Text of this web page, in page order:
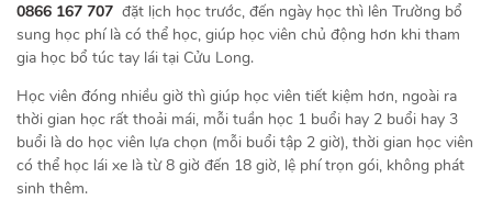
0866 167 707 đặt lịch học trước, đến ngày học thì lên Trường bổ
sung học phí là có thể học, giúp học viên chủ động hơn khi tham
gia học bổ túc tay lái tại Cửu Long.
Học viên đóng nhiều giờ thì giúp học viên tiết kiệm hơn, ngoài ra
thời gian học rất thoải mái, mỗi tuần học 1 buổi hay 2 buổi hay 3
buổi là do học viên lựa chọn (mỗi buổi tập 2 giờ), thời gian học viên
có thể học lái xe là từ 8 giờ đến 18 giờ, lệ phí trọn gói, không phát
sinh thêm.